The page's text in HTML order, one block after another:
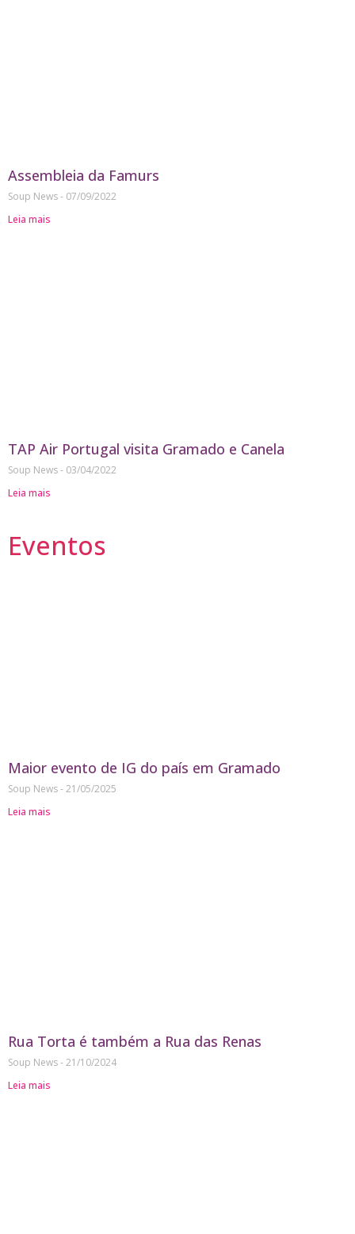
Assembleia da Famurs
Soup News
07/09/2022
Leia mais
TAP Air Portugal visita Gramado e Canela
Soup News
03/04/2022
Leia mais
Eventos
Maior evento de IG do país em Gramado
Soup News 21/05/2025
Leia mais
Rua Torta é também a Rua das Renas
Soup News 21/10/2024
Leia mais